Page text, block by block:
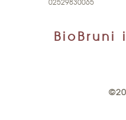
02529830065